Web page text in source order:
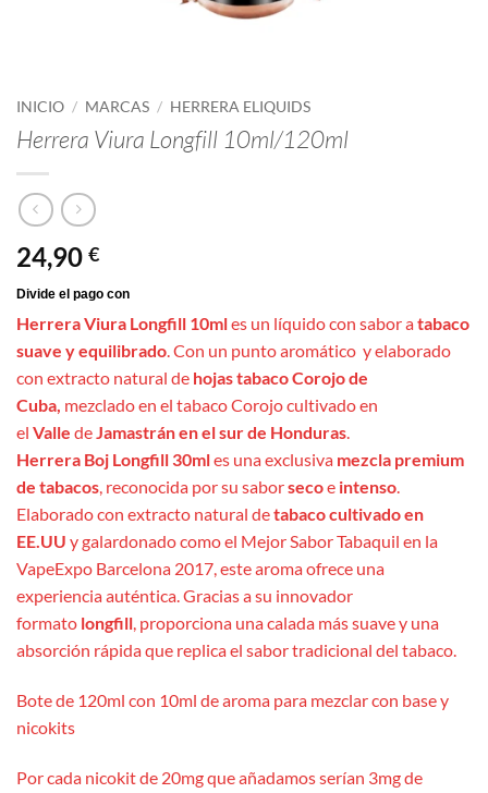
INICIO / MARCAS / HERRERA ELIQUIDS
Herrera Viura Longfill 10ml/120ml
24,90 €
Herrera Viura Longfill 10mles un líquido con sabor atabaco
suave y equilibrado. Con un punto aromático y elaborado
con extracto natural de hojas tabaco Corojo de
Cuba, mezclado en el tabaco Corojo cultivado en
el Valle deJamastrán en el sur de Honduras.
Herrera Boj Longfill 30mles una exclusiva mezcla premium
de tabacos, reconocida por su saborsecoe intenso.
Elaborado con extracto natural detabaco cultivado en
EE.UU y galardonado como el Mejor Sabor Tabaquil en la
VapeExpo Barcelona 2017, este aroma ofrece una
experiencia auténtica. Gracias a su innovador
formato longfill, proporciona una calada más suave y una
absorción rápida que replica el sabor tradicional del tabaco.
Bote de 120ml con 10ml de aroma para mezclar con base y
nicokits
Por cada nicokit de 20mg que añadamos serían 3mg de